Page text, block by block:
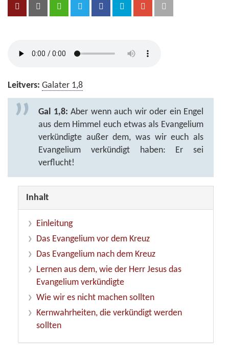
Leitvers: Galater 1,8
Gal 1,8: Aber wenn auch wir oder ein Engel
aus dem Himmel euch etwas als Evangelium
verkündigte außer dem, was wir euch als
Evangelium verkündigt haben: Er sei
verflucht!
Inhalt
Einleitung
Das Evangelium vor dem Kreuz
Das Evangelium nach dem Kreuz
Lernen aus dem, wie der Herr Jesus das
Evangelium verkündigte
Wie wir es nicht machen sollten
Kernwahrheiten, die verkündigt werden
sollten